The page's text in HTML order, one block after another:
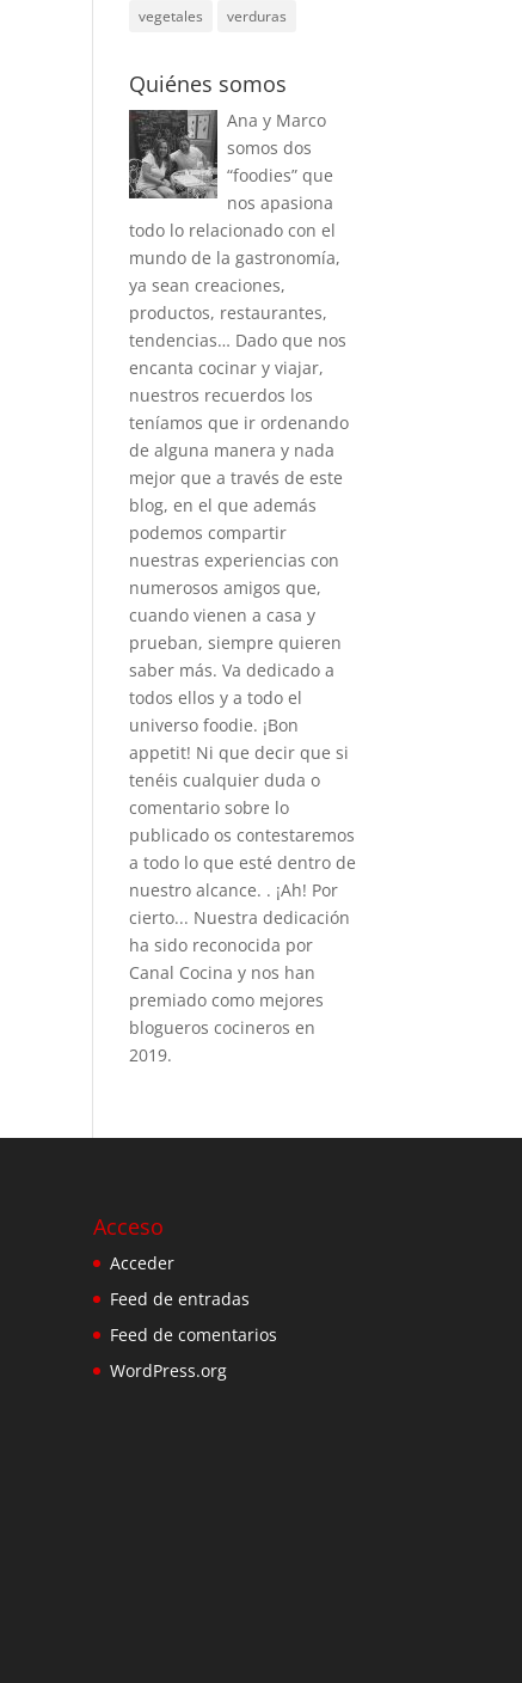
vegetales
verduras
Quiénes somos
Ana y Marco
somos dos
“foodies” que
nos apasiona
todo lo relacionado con el
mundo de la gastronomía,
ya sean creaciones,
productos, restaurantes,
tendencias… Dado que nos
encanta cocinar y viajar,
nuestros recuerdos los
teníamos que ir ordenando
de alguna manera y nada
mejor que a través de este
blog, en el que además
podemos compartir
nuestras experiencias con
numerosos amigos que,
cuando vienen a casa y
prueban, siempre quieren
saber más. Va dedicado a
todos ellos y a todo el
universo foodie. ¡Bon
appetit! Ni que decir que si
tenéis cualquier duda o
comentario sobre lo
publicado os contestaremos
a todo lo que esté dentro de
nuestro alcance. . ¡Ah! Por
cierto... Nuestra dedicación
ha sido reconocida por
Canal Cocina y nos han
premiado como mejores
blogueros cocineros en
2019.
Acceso
Acceder
Feed de entradas
Feed de comentarios
WordPress.org